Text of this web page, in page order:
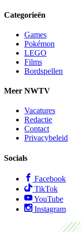
Categorieën
Games
Pokémon
LEGO
Films
Bordspellen
Meer NWTV
Vacatures
Redactie
Contact
Privacybeleid
Socials
Facebook
TikTok
YouTube
Instagram